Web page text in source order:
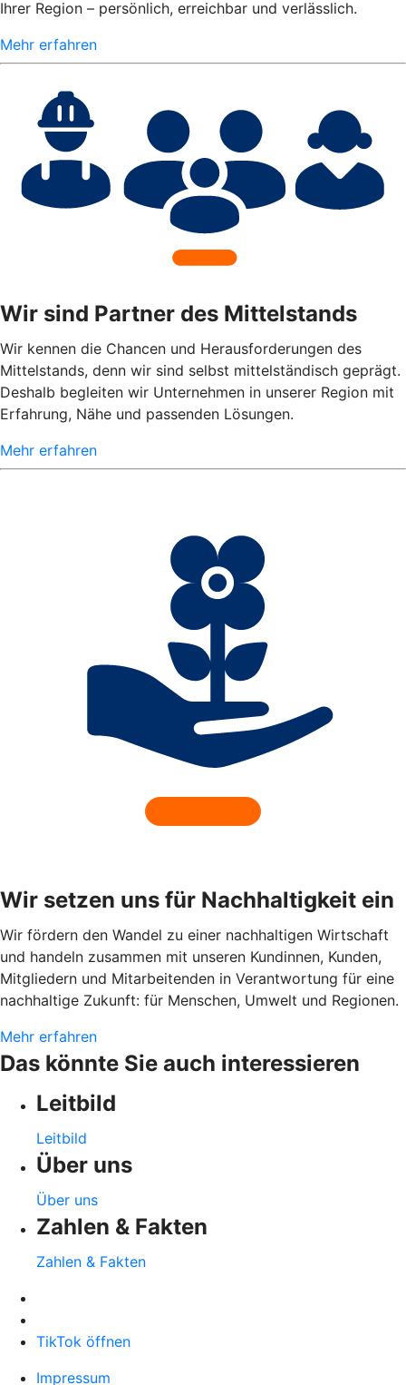
Ihrer Region – persönlich, erreichbar und verlässlich.
Mehr erfahren
Wir sind Partner des Mittelstands
Wir kennen die Chancen und Herausforderungen des
Mittelstands, denn wir sind selbst mittelständisch geprägt.
Deshalb begleiten wir Unternehmen in unserer Region mit
Erfahrung, Nähe und passenden Lösungen.
Mehr erfahren
Wir setzen uns für Nachhaltigkeit ein
Wir fördern den Wandel zu einer nachhaltigen Wirtschaft
und handeln zusammen mit unseren Kundinnen, Kunden,
Mitgliedern und Mitarbeitenden in Verantwortung für eine
nachhaltige Zukunft: für Menschen, Umwelt und Regionen.
Mehr erfahren
Das könnte Sie auch interessieren
Leitbild
Leitbild
Über uns
Über uns
Zahlen & Fakten
Zahlen & Fakten
TikTok öffnen
Impressum